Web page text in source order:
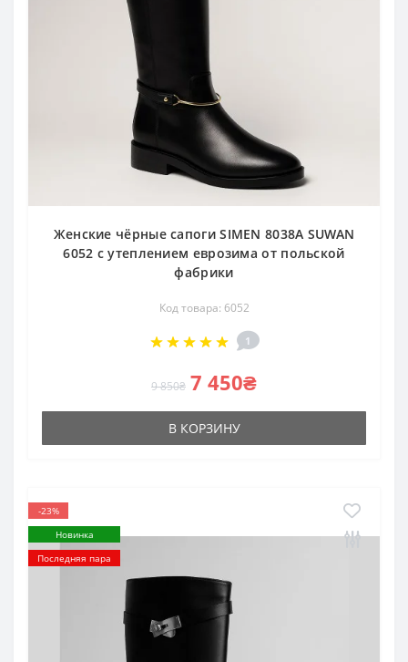
Женские чёрные сапоги SIMEN 8038A SUWAN
6052 с утеплением еврозима от польской
фабрики
Код товара: 6052
1
9 850₴ 7 450₴
В КОРЗИНУ
-23%
Новинка
Последняя пара